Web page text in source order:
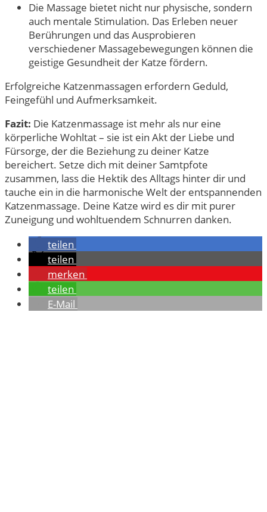
Die Massage bietet nicht nur physische, sondern
auch mentale Stimulation. Das Erleben neuer
Berührungen und das Ausprobieren
verschiedener Massagebewegungen können die
geistige Gesundheit der Katze fördern.
Erfolgreiche Katzenmassagen erfordern Geduld,
Feingefühl und Aufmerksamkeit.
Fazit: Die Katzenmassage ist mehr als nur eine
körperliche Wohltat – sie ist ein Akt der Liebe und
Fürsorge, der die Beziehung zu deiner Katze
bereichert. Setze dich mit deiner Samtpfote
zusammen, lass die Hektik des Alltags hinter dir und
tauche ein in die harmonische Welt der entspannenden
Katzenmassage. Deine Katze wird es dir mit purer
Zuneigung und wohltuendem Schnurren danken.
teilen
teilen
merken
teilen
E-Mail